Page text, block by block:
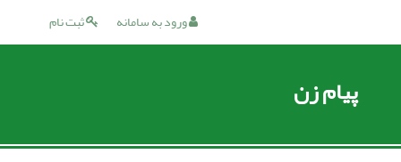
ثبت نام ورود به سامانه
پیام زن